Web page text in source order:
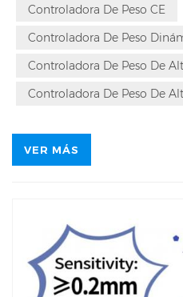
rechazar automáticamente
garantizando así la calidad
precisión de hasta ±0,01 g,
sanitarios.
Controladora De Peso CE
Controladora De Peso
Controladora De Peso De
Controladora De Peso De
VER MÁS